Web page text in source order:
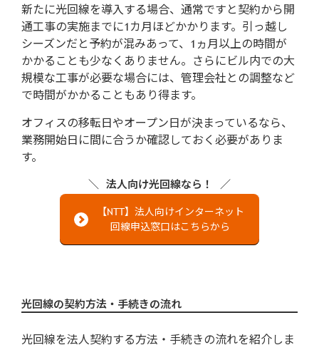
新たに光回線を導入する場合、通常ですと契約から開
通工事の実施までに1カ月ほどかかります。引っ越し
シーズンだと予約が混みあって、1ヵ月以上の時間が
かかることも少なくありません。さらにビル内での大
規模な工事が必要な場合には、管理会社との調整など
で時間がかかることもあり得ます。
オフィスの移転日やオープン日が決まっているなら、
業務開始日に間に合うか確認しておく必要がありま
す。
法人向け光回線なら！
【NTT】法人向けインターネット
回線申込窓口はこちらから
光回線の契約方法・手続きの流れ
光回線を法人契約する方法・手続きの流れを紹介しま